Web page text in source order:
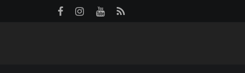
Panneau de gestion des cookies